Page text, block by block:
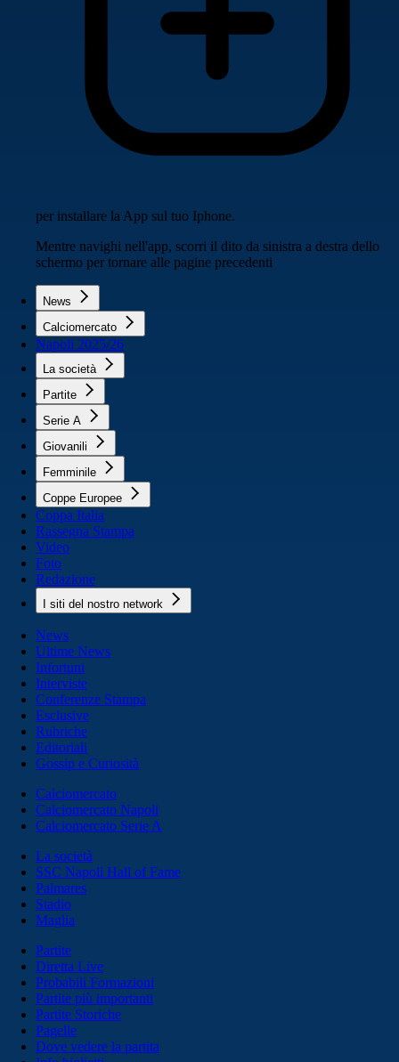
per installare la App sul tuo Iphone.
Mentre navighi nell'app, scorri il dito da sinistra a destra dello
schermo per tornare alle pagine precedenti
News
Calciomercato
Napoli 2025/26
La società
Partite
Serie A
Giovanili
Femminile
Coppe Europee
Coppa Italia
Rassegna Stampa
Video
Foto
Redazione
I siti del nostro network
News
Ultime News
Infortuni
Interviste
Conferenze Stampa
Esclusive
Rubriche
Editoriali
Gossip e Curiosità
Calciomercato
Calciomercato Napoli
Calciomercato Serie A
La società
SSC Napoli Hall of Fame
Palmares
Stadio
Maglia
Partite
Diretta Live
Probabili Formazioni
Partite più importanti
Partite Storiche
Pagelle
Dove vedere la partita